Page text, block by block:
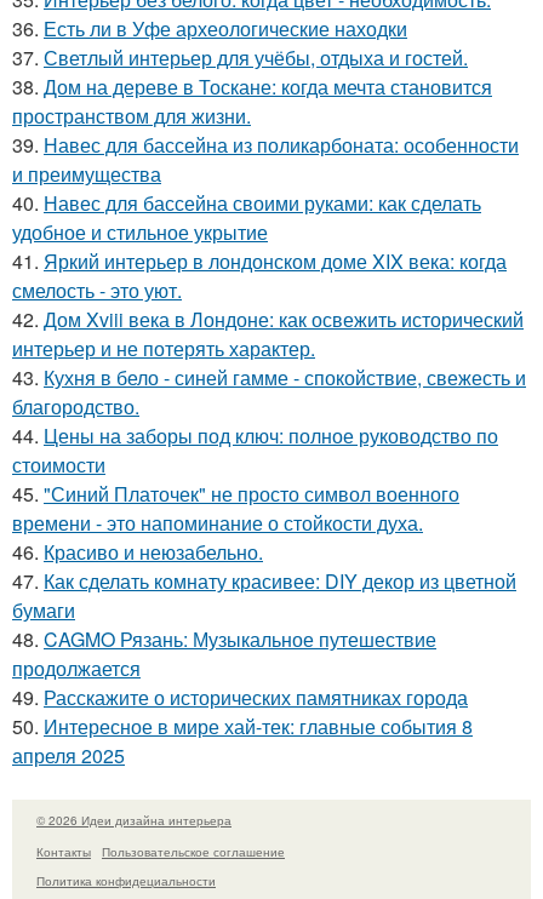
36. Есть ли в Уфе археологические находки
37. Светлый интерьер для учёбы, отдыха и гостей.
38. Дом на дереве в Тоскане: когда мечта становится
пространством для жизни.
39. Навес для бассейна из поликарбоната: особенности
и преимущества
40. Навес для бассейна своими руками: как сделать
удобное и стильное укрытие
41. Яркий интерьер в лондонском доме XIX века: когда
смелость - это уют.
42. Дом Xviii века в Лондоне: как освежить исторический
интерьер и не потерять характер.
43. Кухня в бело - синей гамме - спокойствие, свежесть и
благородство.
44. Цены на заборы под ключ: полное руководство по
стоимости
45. "Синий Платочек" не просто символ военного
времени - это напоминание о стойкости духа.
46. Красиво и неюзабельно.
47. Как сделать комнату красивее: DIY декор из цветной
бумаги
48. CAGMO Рязань: Музыкальное путешествие
продолжается
49. Расскажите о исторических памятниках города
50. Интересное в мире хай-тек: главные события 8
апреля 2025
© 2026 Идеи дизайна интерьера
Контакты
Пользовательское соглашение
Политика конфидециальности